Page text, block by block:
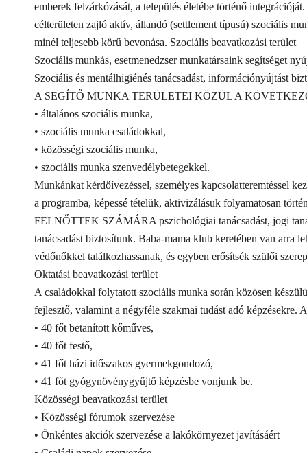
emberek felzárkózását, a település életébe történő
célterületen zajló aktív, állandó (settlement típusú) szociális
minél teljesebb körű bevonása. Szociális beavatkozási terület
Szociális munkás, esetmenedzser munkatársaink segítséget
Szociális és mentálhigiénés tanácsadást, információnyújtást
A SEGÍTŐ MUNKA TERÜLETEI KÖZÜL A
• általános szociális munka,
• szociális munka családokkal,
• közösségi szociális munka,
• szociális munka szenvedélybetegekkel.
Munkánkat kérdőívezéssel, személyes kapcsolatteremtéssel
a programba, képessé tételük, aktivizálásuk folyamatosan
FELNŐTTEK SZÁMÁRA pszichológiai tanácsadást, jogi
tanácsadást biztosítunk. Baba-mama klub keretében van arra
védőnőkkel találkozhassanak, és egyben erősítsék szülői
Oktatási beavatkozási terület
A családokkal folytatott szociális munka során közösen
fejlesztő, valamint a négyféle szakmai tudást adó képzésekre.
• 40 főt betanított kőműves,
• 40 főt festő,
• 41 főt házi időszakos gyermekgondozó,
• 41 főt gyógynövénygyűjtő képzésbe vonjunk be.
Közösségi beavatkozási terület
• Közösségi fórumok szervezése
• Önkéntes akciók szervezése a lakókörnyezet javításáért